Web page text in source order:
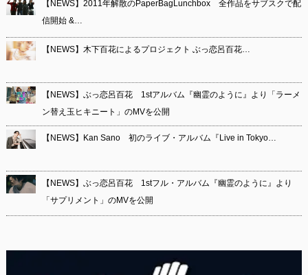
【NEWS】2011年解散のPaperBagLunchbox 全作品をサブスクで配
信開始 &…
【NEWS】木下百花によるプロジェクト ぶっ恋呂百花…
【NEWS】ぶっ恋呂百花 1stアルバム『幽霊のように』より「ラーメ
ン替え玉ヒキニート」のMVを公開
【NEWS】Kan Sano 初のライブ・アルバム『Live in Tokyo…
【NEWS】ぶっ恋呂百花 1stフル・アルバム『幽霊のように』より
「サプリメント」のMVを公開